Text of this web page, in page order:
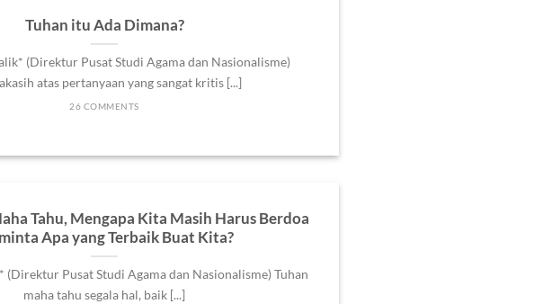
Tuhan itu Ada Dimana?
(Direktur Pusat Studi Agama dan Nasionalisme)
atas pertanyaan yang sangat kritis [...]
26 COMMENTS
Tahu, Mengapa Kita Masih Harus Berdoa
Apa yang Terbaik Buat Kita?
(Direktur Pusat Studi Agama dan Nasionalisme) Tuhan
maha tahu segala hal, baik [...]